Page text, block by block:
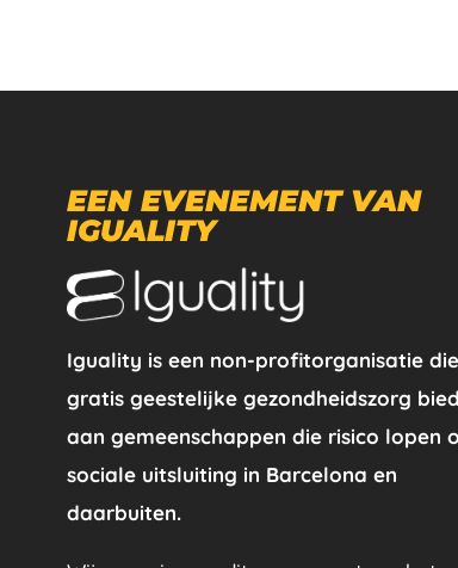
EEN EVENEMENT VAN
IGUALITY
Iguality is een non-profitorganisatie die
gratis geestelijke gezondheidszorg
aan gemeenschappen die risico lopen
sociale uitsluiting in Barcelona en
daarbuiten.